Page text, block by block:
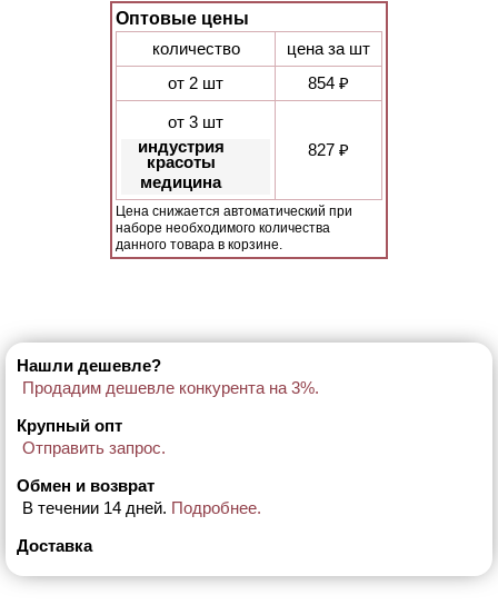
Оптовые цены
количество
цена за шт
от 2 шт
854 ₽
от 3 шт
индустрия
красоты
медицина
827 ₽
Цена снижается автоматический при
наборе необходимого количества
данного товара в корзине.
Нашли дешевле?
Продадим дешевле конкурента на 3%.
Крупный опт
Отправить запрос.
Обмен и возврат
В течении 14 дней. Подробнее.
Доставка